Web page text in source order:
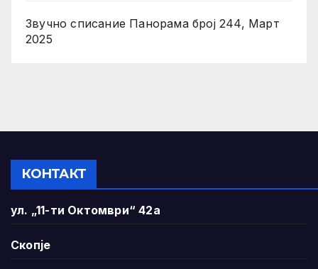
Звучно списание Панорама број 244, Март
2025
КОНТАКТ
ул. „11-ти Октомври“ 42а
Скопје